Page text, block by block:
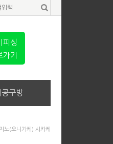
공구방
피싱
기
노(오니가케) 시카케